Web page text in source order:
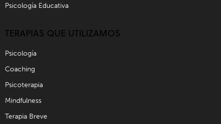
Psicología Educativa
TERAPIAS QUE UTILIZAMOS
Psicología
Coaching
Psicoterapia
Mindfulness
Terapia Breve